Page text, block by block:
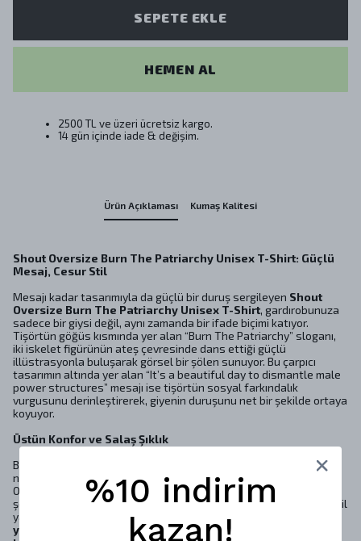
SEPETE EKLE
HEMEN AL
2500 TL ve üzeri ücretsiz kargo.
14 gün içinde iade & değişim.
Ürün Açıklaması Kumaş Kalitesi
Shout Oversize Burn The Patriarchy Unisex T-Shirt: Güçlü
Mesaj, Cesur Stil
Mesajı kadar tasarımıyla da güçlü bir duruş sergileyen Shout
Oversize Burn The Patriarchy Unisex T-Shirt, gardırobunuza
sadece bir giysi değil, aynı zamanda bir ifade biçimi katıyor.
Tişörtün göğüs kısmında yer alan “Burn The Patriarchy” sloganı,
iki iskelet figürünün ateş çevresinde dans ettiği güçlü
illüstrasyonla buluşarak görsel bir şölen sunuyor. Bu çarpıcı
tasarımın altında yer alan “It’s a beautiful day to dismantle male
power structures” mesajı ise tişörtün sosyal farkındalık
vurgusunu derinleştirerek, giyenin duruşunu net bir şekilde ortaya
koyuyor.
Üstün Konfor ve Salaş Şıklık
Bu tişört, yüksek kaliteli pamuk kumaşı ile üretilmiş olup, cildinize
nazik bir dokunuş sunar ve gün boyu süren konfor sağlar.
Oversize kalıbı sayesinde rahatlığı ve salaş şıklığı mükemmel bir
şekilde bir araya getirir; hem tarz sahibi hem de ses getiren bir stil
yaratmak isteyenler için güçlü bir alternatif sunar.
yapısıyla her cinsiyetin kullanabileceği şekilde
%10 indirim
kazan!